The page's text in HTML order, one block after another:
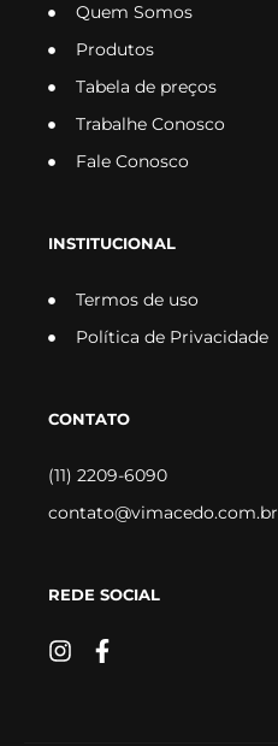
Quem Somos
Produtos
Tabela de preços
Trabalhe Conosco
Fale Conosco
INSTITUCIONAL
Termos de uso
Política de Privacidade
CONTATO
(11) 2209-6090
contato@vimacedo.com.br
REDE SOCIAL